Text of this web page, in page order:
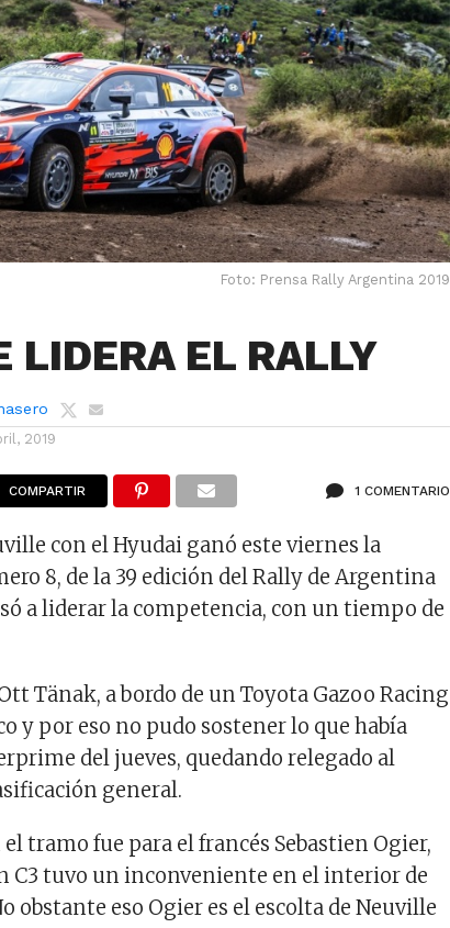
Foto: Prensa Rally Argentina 2019
LIDERA EL RALLY
2019
COMPARTIR 1 COMENTARIO
con el Hyudai ganó este viernes la
8, de la 39 edición del Rally de Argentina
a liderar la competencia, con un tiempo de
Tänak, a bordo de un Toyota Gazoo Racing
y por eso no pudo sostener lo que había
del jueves, quedando relegado al
general.
tramo fue para el francés Sebastien Ogier,
C3 tuvo un inconveniente en el interior de
obstante eso Ogier es el escolta de Neuville